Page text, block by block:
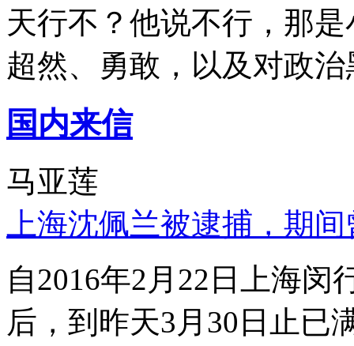
天行不？他说不行，那
超然、勇敢，以及对政
国内来信
马亚莲
上海沈佩兰被逮捕，期
自2016年2月22日上海
后，到昨天3月30日止已